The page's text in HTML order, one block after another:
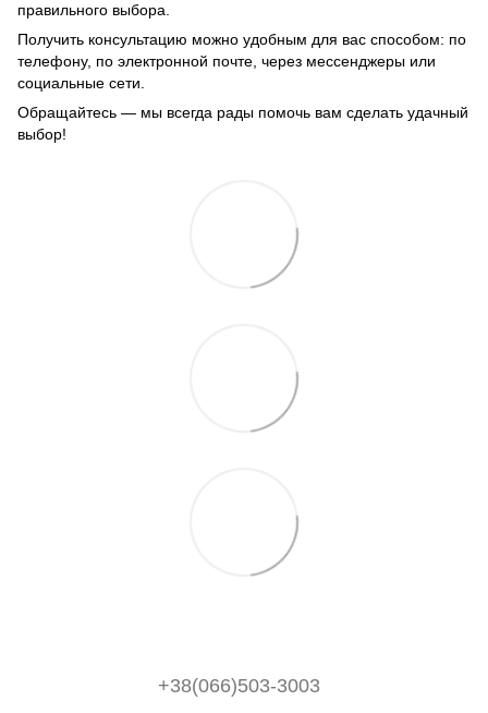
правильного выбора.
Получить консультацию можно удобным для вас способом: по
телефону, по электронной почте, через мессенджеры или
социальные сети.
Обращайтесь — мы всегда рады помочь вам сделать удачный
выбор!
+38(066)503-3003